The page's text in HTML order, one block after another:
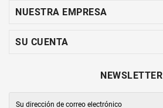
NUESTRA EMPRESA
SU CUENTA
NEWSLETTER